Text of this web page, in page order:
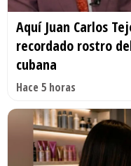
Aquí Juan Carlos
recordado rostro
cubana
Hace 5 horas